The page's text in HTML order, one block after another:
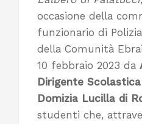
occasione della
funzionario di
della Comunità
10 febbraio 2023 da
Dirigente
Domizia Lucilla di
studenti che,